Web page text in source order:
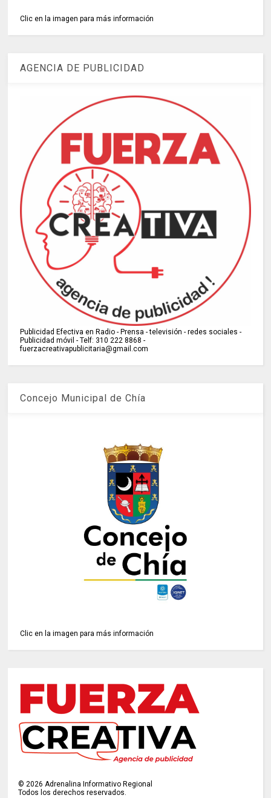
Clic en la imagen para más información
AGENCIA DE PUBLICIDAD
Publicidad Efectiva en Radio - Prensa - televisión - redes sociales -
Publicidad móvil - Telf: 310 222 8868 -
fuerzacreativapublicitaria@gmail.com
Concejo Municipal de Chía
Clic en la imagen para más información
©2026 Adrenalina Informativo Regional
Todos los derechos reservados.